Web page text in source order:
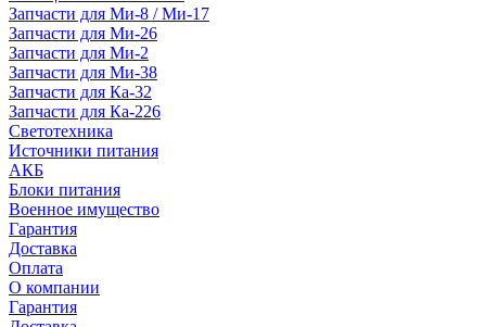
Запчасти для Ми-8 / Ми-17
Запчасти для Ми-26
Запчасти для Ми-2
Запчасти для Ми-38
Запчасти для Ка-32
Запчасти для Ка-226
Светотехника
Источники питания
АКБ
Блоки питания
Военное имущество
Гарантия
Доставка
Оплата
О компании
Гарантия